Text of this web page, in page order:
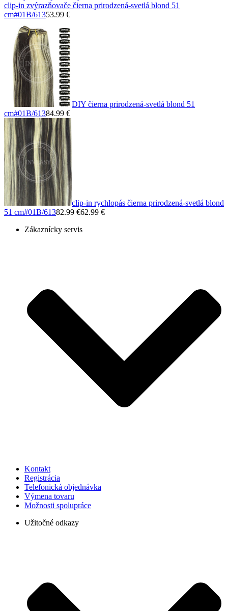
clip-in zvýrazňovače čierna prirodzená-svetlá blond 51
cm#01B/61353.99 €
DIY čierna prirodzená-svetlá blond 51
cm#01B/61384.99 €
clip-in rychlopás čierna prirodzená-svetlá blond
51 cm#01B/61382.99 €62.99 €
Zákaznícky servis
Kontakt
Registrácia
Telefonická objednávka
Výmena tovaru
Možnosti spolupráce
Užitočné odkazy